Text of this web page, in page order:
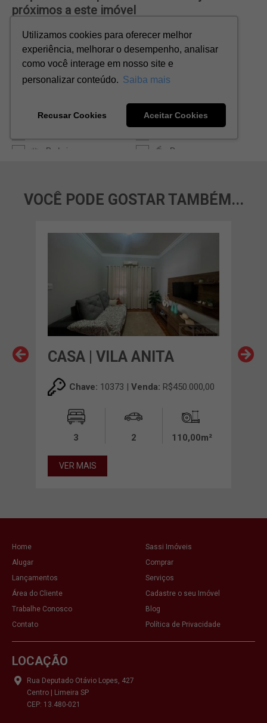
VOCÊ PODE GOSTAR TAMBÉM...
CASA | VILA ANITA
Chave: 10373 | Venda: R$450.000,00
3 2 110,00m²
VER MAIS
Home
Sassi Imóveis
Alugar
Comprar
Lançamentos
Serviços
Área do Cliente
Cadastre o seu Imóvel
Trabalhe Conosco
Blog
Contato
Política de Privacidade
LOCAÇÃO
Rua Deputado Otávio Lopes, 427
Centro | Limeira SP
CEP: 13.480-021